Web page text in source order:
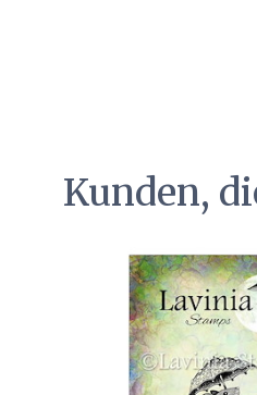
Kunden,